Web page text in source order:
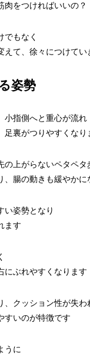
肉をつければいいの？
でもなく
えて、徐々につけてい
姿勢
小指側へと重心が流れ
足裏がつりやすくなり
の上がらないペタペタ
、腸の動きも緩やかに
い姿勢となり
ます
にぶれやすくなります
、クッション性が失わ
すいのが特徴です
うに